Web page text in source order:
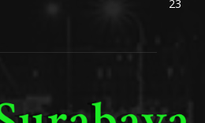
23